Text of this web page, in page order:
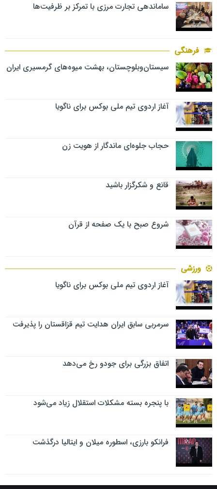
ساماندهی تجارت مرزی با تمرکز بر ظرفیت‌ها
فرهنگی
سیستان‌وبلوچستان، بهشت میوه‌های گرمسیری ایران
آغاز اردوی تیم ملی بوکس برای ناگویا
حجاب جلوه‌ای ماندگار از هویت زن
قانع و شکرگزار باشید
شروع صبح با یک صفحه از قرآن
ورزشی
آغاز اردوی تیم ملی بوکس برای ناگویا
سرمربی سابق ایران هدایت تیم قزاقستان را پذیرفت
اتفاق بزرگی برای جودو رخ می‌دهد
با پنجره بسته مشکلات استقلال زیاد می‌شود
فرانکو بارزی، اسطوره میلان و ایتالیا درگذشت